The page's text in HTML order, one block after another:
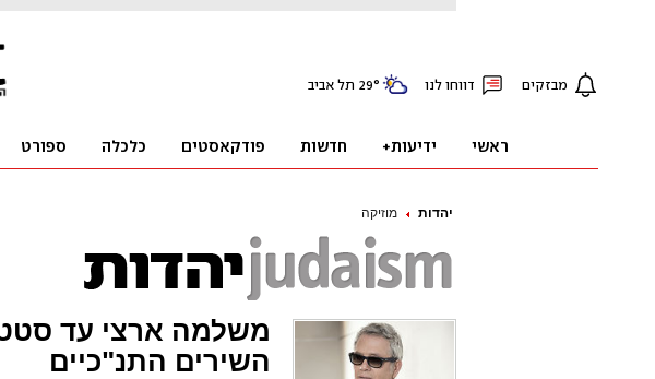
יהדות מוזיקה
משלמה ארצי עד
השירים התנ"כיים